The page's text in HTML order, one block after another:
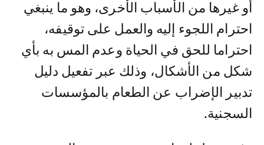
أو غيرها من الأسباب الأخرى، وهو ما ينبغي
احترام اللجوء إليه والعمل على توقيفه،
احتراما للحق في الحياة وعدم المس به بأي
شكل من الأشكال، وذلك عبر تفعيل دليل
تدبير الإضراب عن الطعام بالمؤسسات
السجنية.